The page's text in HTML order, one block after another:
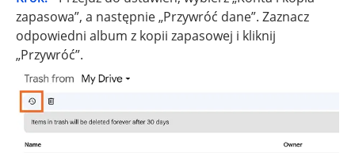
zapasowa”, a następnie „Przywróć dane”. Zaznacz
odpowiedni album z kopii zapasowej i kliknij
„Przywróć”.